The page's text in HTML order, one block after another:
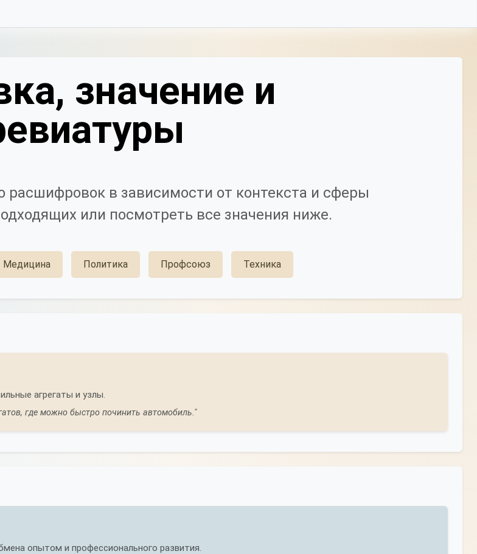
значение и
в зависимости от контекста и сферы
или посмотреть все значения ниже.
Медицина Политика Профсоюз Техника
агрегаты и узлы.
где можно быстро починить автомобиль."
опытом и профессионального развития.